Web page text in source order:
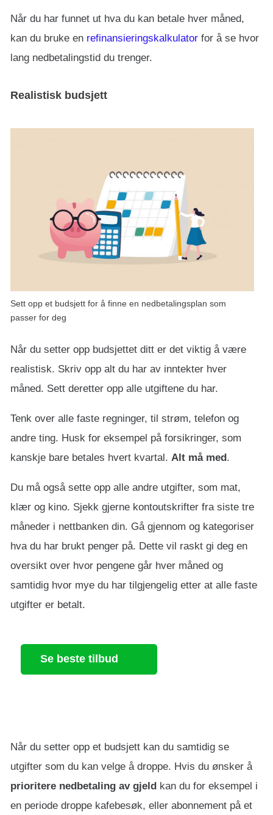
Når du har funnet ut hva du kan betale hver måned,
kan du bruke en refinansieringskalkulator for å se hvor
lang nedbetalingstid du trenger.
Realistisk budsjett
Sett opp et budsjett for å finne en nedbetalingsplan som
passer for deg
Når du setter opp budsjettet ditt er det viktig å være
realistisk. Skriv opp alt du har av inntekter hver
måned. Sett deretter opp alle utgiftene du har.
Tenk over alle faste regninger, til strøm, telefon og
andre ting. Husk for eksempel på forsikringer, som
kanskje bare betales hvert kvartal. Alt må med .
Du må også sette opp alle andre utgifter, som mat,
klær og kino. Sjekk gjerne kontoutskrifter fra siste tre
måneder i nettbanken din. Gå gjennom og kategoriser
hva du har brukt penger på. Dette vil raskt gi deg en
oversikt over hvor pengene går hver måned og
samtidig hvor mye du har tilgjengelig etter at alle faste
utgifter er betalt.
Se beste tilbud
Når du setter opp et budsjett kan du samtidig se
utgifter som du kan velge å droppe. Hvis du ønsker å
prioritere nedbetaling av gjeld kan du for eksempel i
en periode droppe kafebesøk, eller abonnement på et